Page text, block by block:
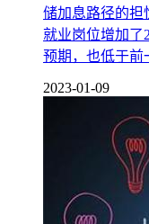
储加息路径的担
就业岗位增加了
预期，也低于前
2023-01-09